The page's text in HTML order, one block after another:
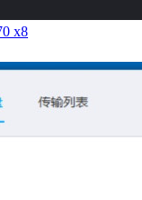
x8